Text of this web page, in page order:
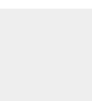
서 제공하는 프래그런스
면, 그 비율 그대로 향료